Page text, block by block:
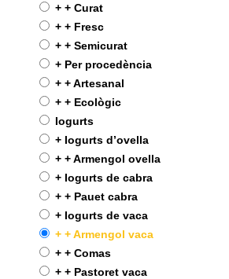
+ + Curat
+ + Fresc
+ + Semicurat
+ Per procedència
+ + Artesanal
+ + Ecològic
Iogurts
+ Iogurts d’ovella
+ + Armengol ovella
+ Iogurts de cabra
+ + Pauet cabra
+ Iogurts de vaca
+ + Armengol vaca
+ + Comas
+ + Pastoret vaca